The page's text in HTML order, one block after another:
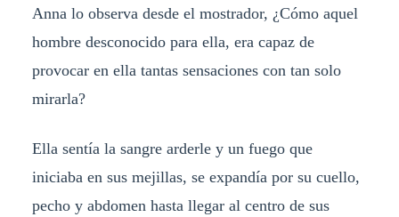
Anna lo observa desde el mostrador, ¿Cómo aquel
hombre desconocido para ella, era capaz de
provocar en ella tantas sensaciones con tan solo
mirarla?
Ella sentía la sangre arderle y un fuego que
iniciaba en sus mejillas, se expandía por su cuello,
pecho y abdomen hasta llegar al centro de sus